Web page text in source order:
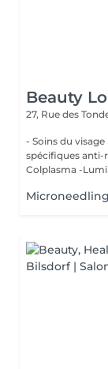
Beauty
27, Rue des
- Soins du
spécifiques anti-
Colplasma -